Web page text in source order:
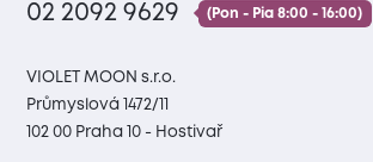
02 2092 9629
(Pon - Pia 8:00 - 16:00)
VIOLET MOON s.r.o.
Průmyslová 1472/11
102 00 Praha 10 - Hostivař